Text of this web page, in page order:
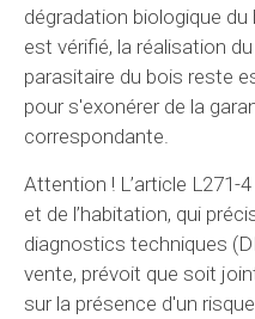
dégradation biologique
est vérifié, la réalisation
parasitaire du bois reste
pour s'exonérer de la
correspondante.
Attention ! L’article L271-
et de l’habitation, qui
diagnostics techniques
vente, prévoit que soit
sur la présence d'un